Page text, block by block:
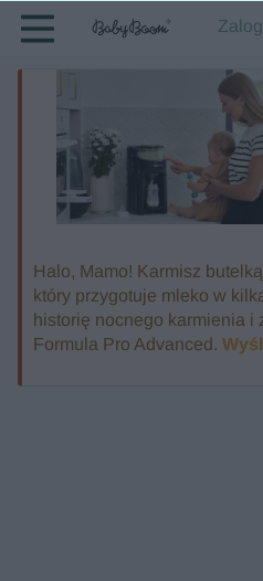
Halo, Mamo! Karmisz
który przygotuje mleko w
historię nocnego karmienia i
Formula Pro Advanced.